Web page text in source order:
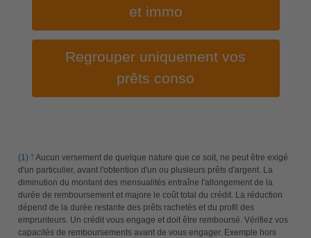
et immo
Regrouper uniquement vos
prêts conso
(1)
Aucun versement de quelque nature que ce soit, ne peut être exigé
d'un particulier, avant l'obtention d'un ou plusieurs prêts d'argent. La
diminution du montant des mensualités entraîne l'allongement de la
durée de remboursement et majore le coût total du crédit. La réduction
dépend de la durée restante des prêts rachetés et du profil des
emprunteurs. Un crédit vous engage et doit être remboursé. Vérifiez vos
capacités de remboursements avant de vous engager. Exemple hors